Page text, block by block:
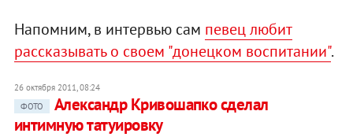
Напомним, в интервью сам певец любит
рассказывать о своем "донецком воспитании".
26 октября 2011, 08:24
ФОТО
Александр Кривошапко сделал
интимную татуировку